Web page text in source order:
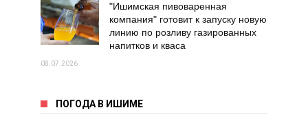
"Ишимская пивоваренная
компания" готовит к запуску новую
линию по розливу газированных
напитков и кваса
08.07.2026
ПОГОДА В ИШИМЕ